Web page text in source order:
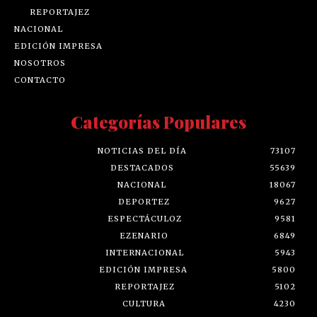
REPORTAJEZ
NACIONAL
EDICIÓN IMPRESA
NOSOTROS
CONTACTO
Categorías Populares
NOTICIAS DEL DÍA
73107
DESTACADOS
55639
NACIONAL
18067
DEPORTEZ
9627
ESPECTÁCULOZ
9581
EZENARIO
6849
INTERNACIONAL
5943
EDICIÓN IMPRESA
5800
REPORTAJEZ
5102
CULTURA
4230